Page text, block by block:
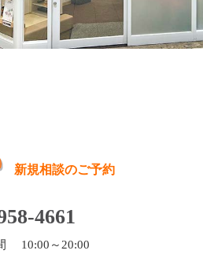
新規相談のご予約
4661
10:00～20:00